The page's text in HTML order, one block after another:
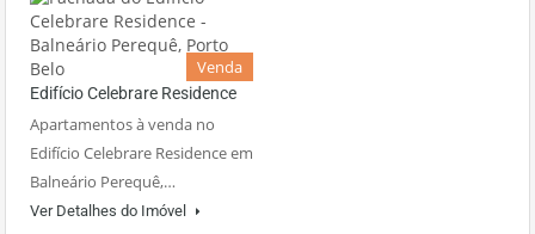
Venda
Edifício Celebrare Residence
Apartamentos à venda no
Edifício Celebrare Residence em
Balneário Perequê,…
Ver Detalhes do Imóvel